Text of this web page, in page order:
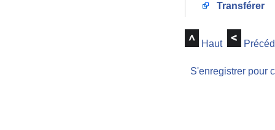
Transférer
Haut
S'enregistrer pour